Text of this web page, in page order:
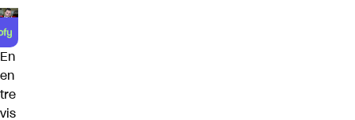
En
en
tre
vis